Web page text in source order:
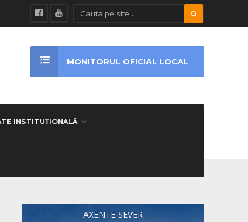
INSTITUȚIONALĂ
MONITORUL OFICIAL LOCAL
AXENTE SEVER